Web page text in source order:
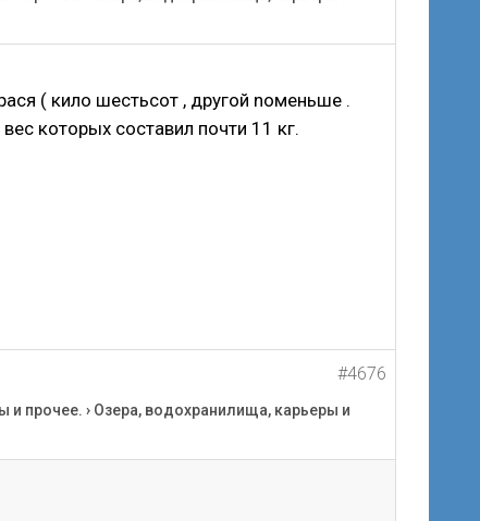
( кило шестьсот , другой nоменьше .
которых составил почти 11 кг.
#4676
и прочее. › Озера, водохранилища, карьеры и